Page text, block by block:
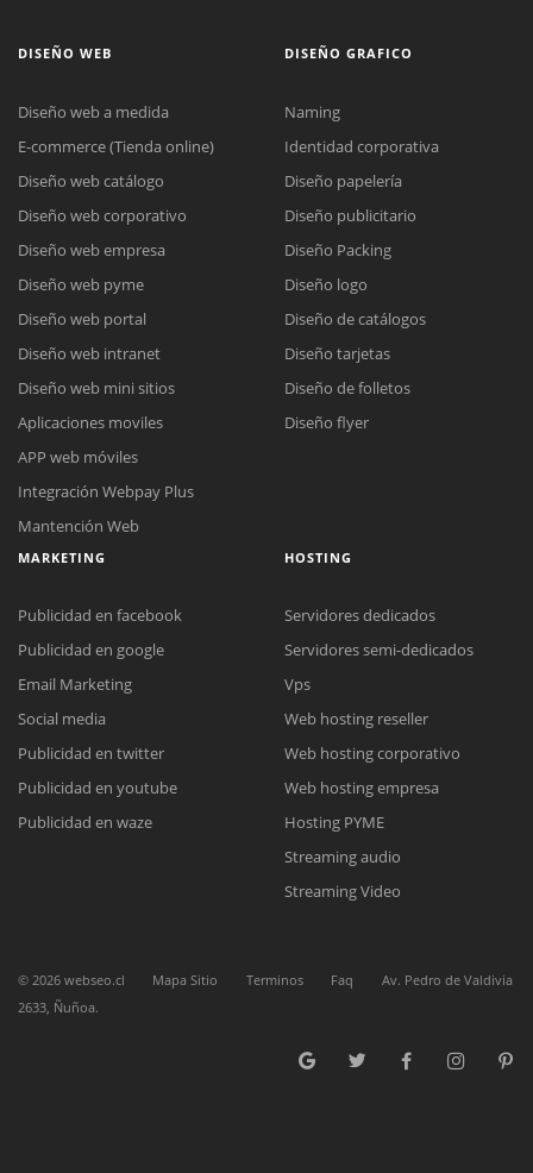
Reunión online
Nuestros ejecutivos le enviarán un correo electrónico con el enlace a
Meet para la reunión online.
Cotización
Complete el formulario y nos contactaremos a la brevedad.
Chat Online
para enviarnos un correo electrónico con sus datos personales.
DISEÑO WEB
Diseño web a medida
E-commerce (Tienda online)
Diseño web catálogo
Diseño web corporativo
Diseño web empresa
Diseño web pyme
Diseño web portal
Diseño web intranet
Diseño web mini sitios
Aplicaciones moviles
APP web móviles
Integración Webpay Plus
Mantención Web
DISEÑO GRAFICO
Naming
Identidad corporativa
Diseño papelería
Diseño publicitario
Diseño Packing
Diseño logo
Diseño de catálogos
Diseño tarjetas
Diseño de folletos
Diseño flyer
MARKETING
Publicidad en facebook
Publicidad en google
Email Marketing
Social media
Publicidad en twitter
Publicidad en youtube
Publicidad en waze
HOSTING
Servidores dedicados
Servidores semi-dedicados
Vps
Web hosting reseller
Web hosting corporativo
Web hosting empresa
Hosting PYME
Streaming audio
Streaming Video
© 2026 webseo.cl Mapa Sitio Terminos Faq
Av. Pedro de Valdivia
2633, Ñuñoa.